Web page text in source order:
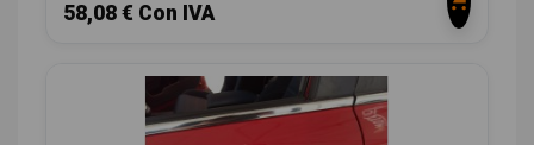
58,08 € Con IVA